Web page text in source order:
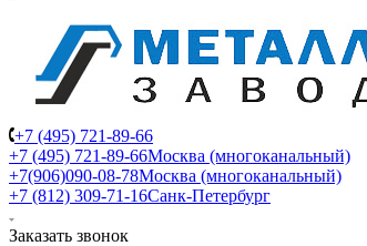
+7 (495) 721-89-66
+7 (495) 721-89-66Москва (многоканальный)
+7(906)090-08-78Москва (многоканальный)
+7 (812) 309-71-16Санк-Петербург
Заказать звонок